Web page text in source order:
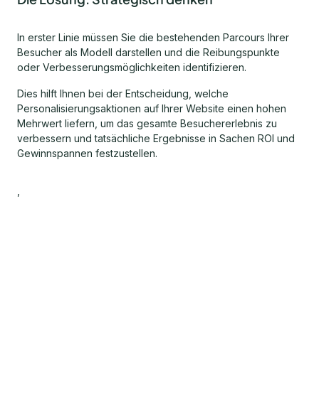
In erster Linie müssen Sie die bestehenden Parcours Ihrer
Besucher als Modell darstellen und die Reibungspunkte
oder Verbesserungsmöglichkeiten identifizieren.
Dies hilft Ihnen bei der Entscheidung, welche
Personalisierungsaktionen auf Ihrer Website einen hohen
Mehrwert liefern, um das gesamte Besuchererlebnis zu
verbessern und tatsächliche Ergebnisse in Sachen ROI und
Gewinnspannen festzustellen.